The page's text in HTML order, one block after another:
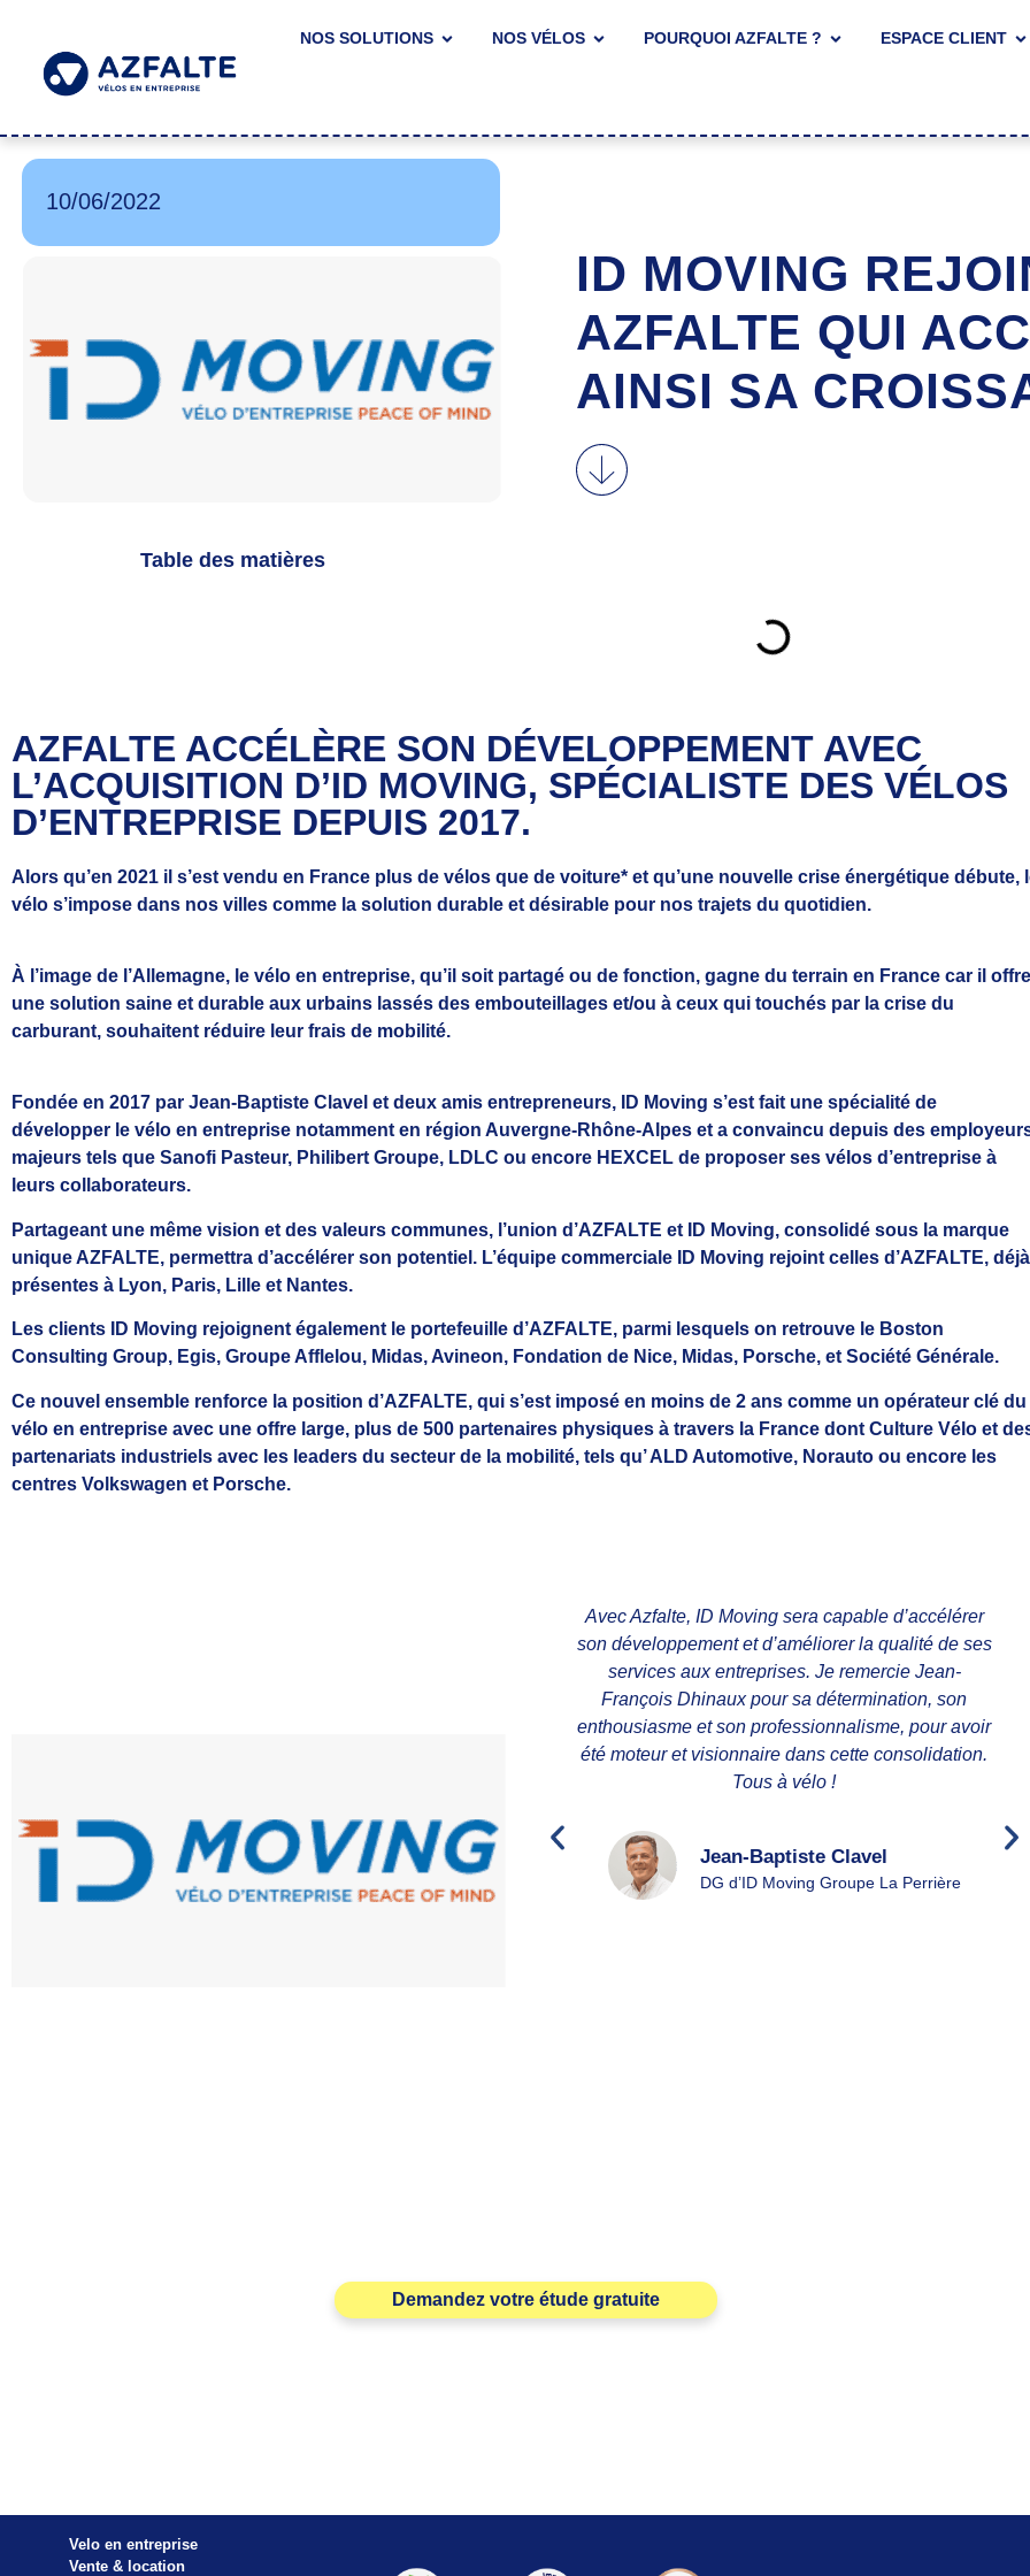
NOS SOLUTIONS NOS VÉLOS POURQUOI AZFALTE ? ESPACE CLIENT
10/06/2022
ID MOVING
AZFALTE QUI
AINSI SA
Table des matières
AZFALTE ACCÉLÈRE SON DÉVELOPPEMENT AVEC
L’ACQUISITION D’ID MOVING, SPÉCIALISTE DES VÉLOS
D’ENTREPRISE DEPUIS 2017.
Alors qu’en 2021 il s’est vendu en France plus de vélos que de voiture* et qu’une nouvelle crise énergétique débute,
vélo s’impose dans nos villes comme la solution durable et désirable pour nos trajets du quotidien.
À l’image de l’Allemagne, le vélo en entreprise, qu’il soit partagé ou de fonction, gagne du terrain en France car il offre
une solution saine et durable aux urbains lassés des embouteillages et/ou à ceux qui touchés par la crise du
carburant, souhaitent réduire leur frais de mobilité.
Fondée en 2017 par Jean-Baptiste Clavel et deux amis entrepreneurs, ID Moving s’est fait une spécialité de
développer le vélo en entreprise notamment en région Auvergne-Rhône-Alpes et a convaincu depuis des
majeurs tels que Sanofi Pasteur, Philibert Groupe, LDLC ou encore HEXCEL de proposer ses vélos d’entreprise à
leurs collaborateurs.
Partageant une même vision et des valeurs communes, l’union d’AZFALTE et ID Moving, consolidé sous la marque
unique AZFALTE, permettra d’accélérer son potentiel. L’équipe commerciale ID Moving rejoint celles d’AZFALTE, déjà
présentes à Lyon, Paris, Lille et Nantes.
Les clients ID Moving rejoignent également le portefeuille d’AZFALTE, parmi lesquels on retrouve le Boston
Consulting Group, Egis, Groupe Afflelou, Midas, Avineon, Fondation de Nice, Midas, Porsche, et Société Générale.
Ce nouvel ensemble renforce la position d’AZFALTE, qui s’est imposé en moins de 2 ans comme un opérateur clé du
vélo en entreprise avec une offre large, plus de 500 partenaires physiques à travers la France dont Culture Vélo et
partenariats industriels avec les leaders du secteur de la mobilité, tels qu’ ALD Automotive, Norauto ou encore les
centres Volkswagen et Porsche.
Avec Azfalte, ID Moving sera capable d’accélérer
son développement et d’améliorer la qualité de ses
services aux entreprises. Je remercie Jean-
François Dhinaux pour sa détermination, son
enthousiasme et son professionnalisme, pour avoir
été moteur et visionnaire dans cette consolidation.
Tous à vélo !
Jean-Baptiste Clavel
DG d’ID Moving Groupe La Perrière
Demandez votre étude gratuite
Velo en entreprise
Vente & location